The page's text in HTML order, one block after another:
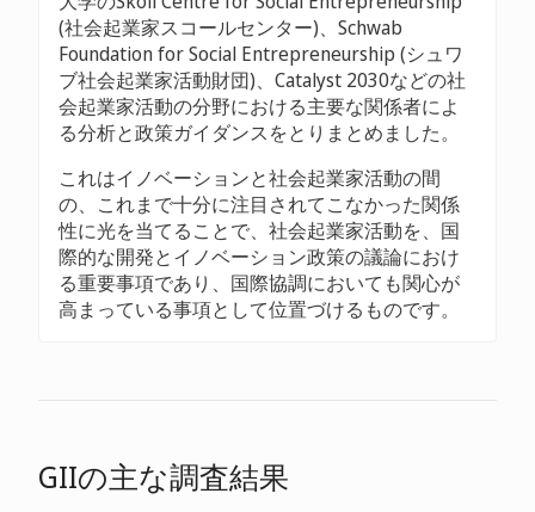
(社会起業家スコールセンター)、Schwab
Foundation for Social Entrepreneurship (シュワ
ブ社会起業家活動財団)、Catalyst 2030などの社
会起業家活動の分野における主要な関係者によ
る分析と政策ガイダンスをとりまとめました。
これはイノベーションと社会起業家活動の間
の、これまで十分に注目されてこなかった関係
性に光を当てることで、社会起業家活動を、国
際的な開発とイノベーション政策の議論におけ
る重要事項であり、国際協調においても関心が
高まっている事項として位置づけるものです。
GIIの主な調査結果